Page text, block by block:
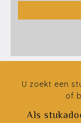
U zoekt een
of
Als